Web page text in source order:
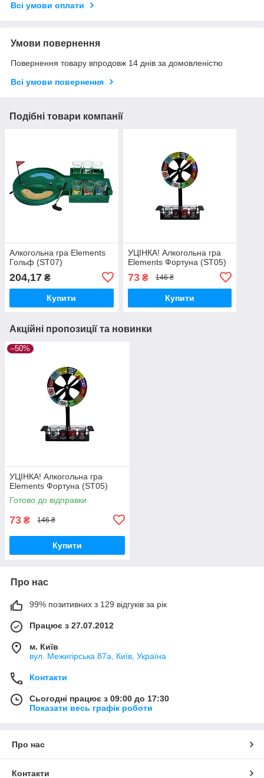
Всі умови оплати
Умови повернення
Повернення товару впродовж 14 днів за домовленістю
Всі умови повернення
Подібні товари компанії
Алкогольна гра Elements
Гольф (ST07)
204,17 ₴
Купити
УЦІНКА! Алкогольна гра
Elements Фортуна (ST05)
73₴ 146 ₴
Купити
Акційні пропозиції та новинки
–50%
УЦІНКА! Алкогольна гра
Elements Фортуна (ST05)
Готово до відправки
73 ₴ 146 ₴
Купити
Про нас
99% позитивних з 129 відгуків за рік
Працює з 27.07.2012
м. Київ
вул. Межигірська 87а, Київ, Україна
Контакти
Сьогодні працює з 09:00 до 17:30
Показати весь графік роботи
Про нас
Контакти